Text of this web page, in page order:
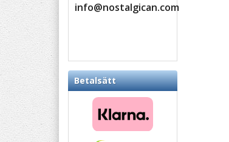
info@nostalgican.com
Betalsätt